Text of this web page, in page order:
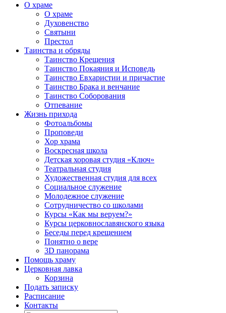
О храме
О храме
Духовенство
Святыни
Престол
Таинства и обряды
Таинство Крещения
Таинство Покаяния и Исповедь
Таинство Евхаристии и причастие
Таинство Брака и венчание
Таинство Соборования
Отпевание
Жизнь прихода
Фотоальбомы
Проповеди
Хор храма
Воскресная школа
Детская хоровая студия «Ключ»
Театральная студия
Х​удожественная студия для всех
Социальное служение
Молодежное служение
Сотрудничество со школами
Курсы «Как мы веруем?»
Курсы церковнославянского языка
Беседы перед крещением
Понятно о вере
3D панорама
Помощь храму
Церковная лавка
Корзина
Подать записку
Расписание
Контакты